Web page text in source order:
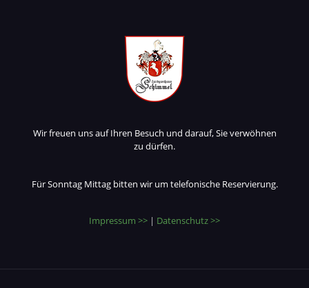
Wir freuen uns auf Ihren Besuch und darauf, Sie verwöhnen
zu dürfen.
Für Sonntag Mittag bitten wir um telefonische Reservierung.
Impressum >> | Datenschutz >>